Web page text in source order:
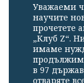
Уважаеми
научите
прочетете
„Клуб Z“.
имаме
в 97
отваряте